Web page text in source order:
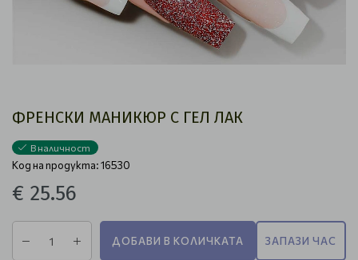
ФРЕНСКИ МАНИКЮР С ГЕЛ ЛАК
В наличност
Код на продукта: 16530
€ 25.56
ДОБАВИ В КОЛИЧКАТА ЗАПАЗИ ЧАС